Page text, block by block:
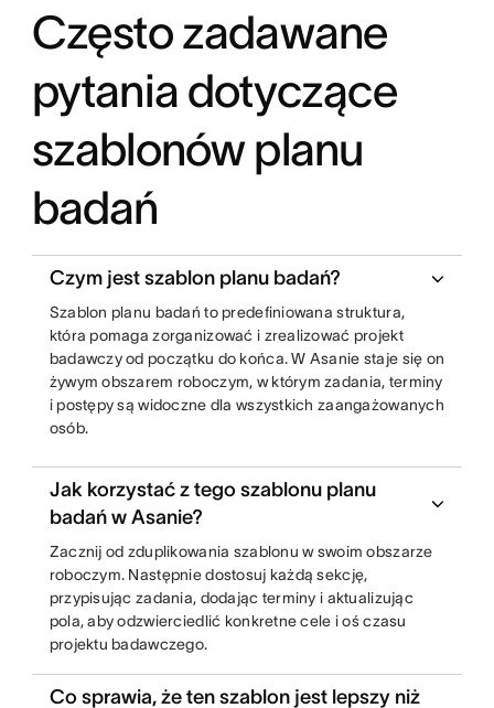
Często zadawane
pytania dotyczące
szablonów planu
badań
Czym jest szablon planu badań?
Szablon planu badań to predefiniowana struktura,
która pomaga zorganizować i zrealizować projekt
badawczy od początku do końca. W Asanie staje się on
żywym obszarem roboczym, w którym zadania, terminy
i postępy są widoczne dla wszystkich zaangażowanych
osób.
Jak korzystać z tego szablonu planu
badań w Asanie?
Zacznij od zduplikowania szablonu w swoim obszarze
roboczym. Następnie dostosuj każdą sekcję,
przypisując zadania, dodając terminy i aktualizując
pola, aby odzwierciedlić konkretne cele i oś czasu
projektu badawczego.
Co sprawia, że ten szablon jest lepszy niż